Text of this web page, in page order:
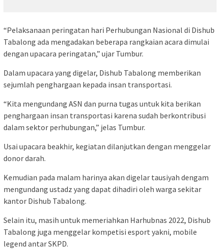
“Pelaksanaan peringatan hari Perhubungan Nasional di Dishub
Tabalong ada mengadakan beberapa rangkaian acara dimulai
dengan upacara peringatan,” ujar Tumbur.
Dalam upacara yang digelar, Dishub Tabalong memberikan
sejumlah penghargaan kepada insan transportasi.
“Kita mengundang ASN dan purna tugas untuk kita berikan
penghargaan insan transportasi karena sudah berkontribusi
dalam sektor perhubungan,” jelas Tumbur.
Usai upacara beakhir, kegiatan dilanjutkan dengan menggelar
donor darah.
Kemudian pada malam harinya akan digelar tausiyah dengam
mengundang ustadz yang dapat dihadiri oleh warga sekitar
kantor Dishub Tabalong.
Selain itu, masih untuk memeriahkan Harhubnas 2022, Dishub
Tabalong juga menggelar kompetisi esport yakni, mobile
legend antar SKPD.